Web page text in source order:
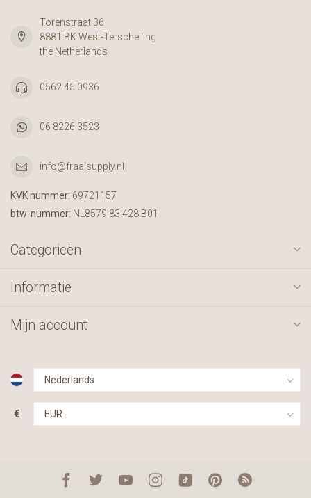
Torenstraat 36
8881 BK West-Terschelling
the Netherlands
0562 45 0936
06 8226 3523
info@fraaisupply.nl
KVK nummer: 69721157
btw-nummer: NL8579.83.428.B01
Categorieën
Informatie
Mijn account
€